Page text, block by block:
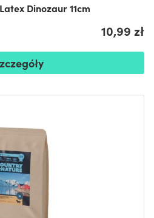
Dinozaur 11cm
10,99 zł